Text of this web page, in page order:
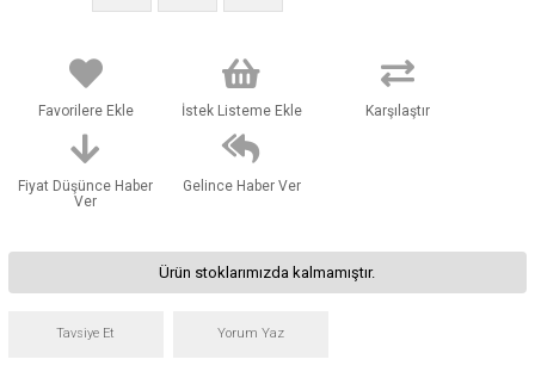
Favorilere Ekle İstek Listeme Ekle Karşılaştır
Fiyat Düşünce Haber
Ver
Gelince Haber Ver
Ürün stoklarımızda kalmamıştır.
Tavsiye Et Yorum Yaz